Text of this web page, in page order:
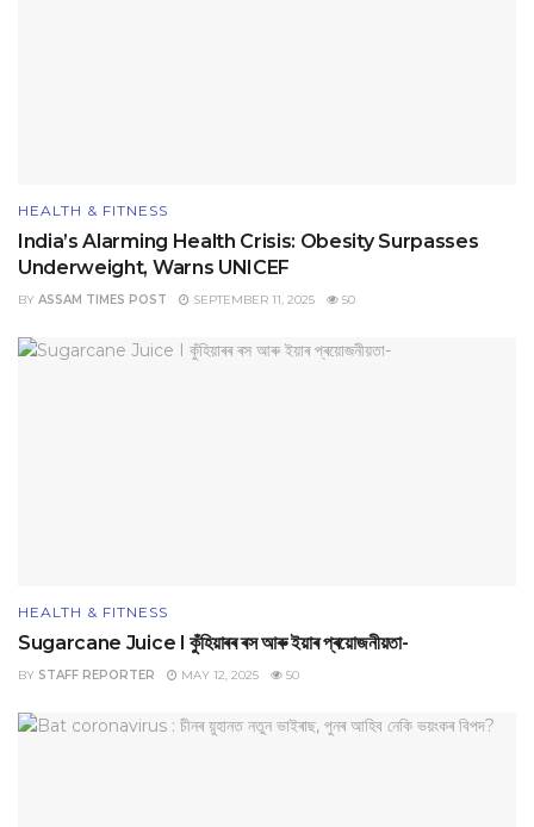
HEALTH & FITNESS
India’s Alarming Health Crisis: Obesity Surpasses
Underweight, Warns UNICEF
BY ASSAM TIMES POST SEPTEMBER 11, 2025 50
HEALTH & FITNESS
Sugarcane Juice I কুঁহিয়াৰৰ ৰস আৰু ইয়াৰ প্ৰয়োজনীয়তা-
BY STAFF REPORTER MAY 12, 2025 50